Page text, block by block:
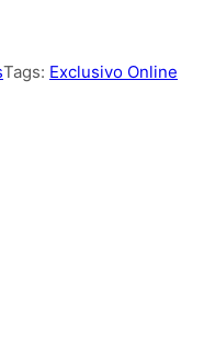
Tags: Exclusivo Online